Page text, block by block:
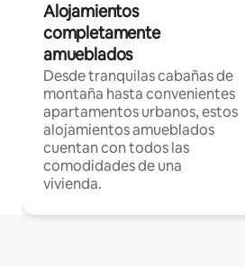
Alojamientos
completamente
amueblados
Desde tranquilas cabañas de
montaña hasta convenientes
apartamentos urbanos, estos
alojamientos amueblados
cuentan con todos las
comodidades de una
vivienda.